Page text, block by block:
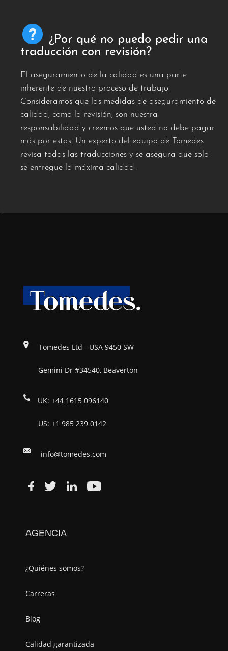
¿Por qué no puedo pedir una
traducción con revisión?
El aseguramiento de la calidad es una parte
inherente de nuestro proceso de trabajo.
Consideramos que las medidas de aseguramiento de
calidad, como la revisión, son nuestra
responsabilidad y creemos que usted no debe pagar
más por estas. Un experto del equipo de Tomedes
revisa todas las traducciones y se asegura que solo
se entregue la máxima calidad.
>
Tomedes Ltd - USA 9450 SW
Gemini Dr #34540, Beaverton
UK: +44 1615 096140
US: +1 985 239 0142
info@tomedes.com
AGENCIA
¿Quiénes somos?
Carreras
Blog
Calidad garantizada